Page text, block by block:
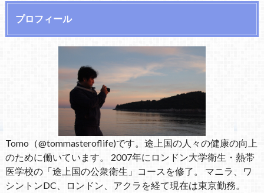
プロフィール
Tomo（@tommasteroflife)です。途上国の人々の健康の向上
のために働いています。 2007年にロンドン大学衛生・熱帯
医学校の「途上国の公衆衛生」コースを修了。 マニラ、ワ
シントンDC、ロンドン、アクラを経て現在は東京勤務。